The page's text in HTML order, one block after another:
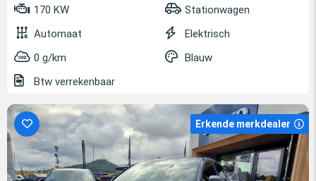
170 KW
Stationwagen
Automaat
Elektrisch
0 g/km
Blauw
Btw verrekenbaar
Erkende merkdealer